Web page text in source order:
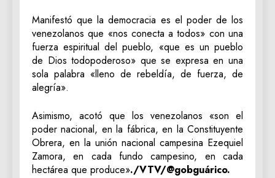
Manifestó que la democracia es el poder de los
venezolanos que «nos conecta a todos» con una
fuerza espiritual del pueblo, «que es un pueblo
de Dios todopoderoso» que se expresa en una
sola palabra «lleno de rebeldía, de fuerza, de
alegría».
Asimismo, acotó que los venezolanos «son el
poder nacional, en la fábrica, en la Constituyente
Obrera, en la unión nacional campesina Ezequiel
Zamora, en cada fundo campesino, en cada
hectárea que produce»./VTV/@gobguárico.